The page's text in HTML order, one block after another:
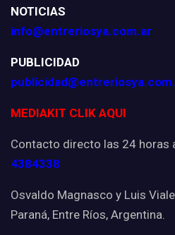
NOTICIAS
info@entreriosya.com.ar
PUBLICIDAD
MEDIAKIT CLIK AQUI
Contacto directo las 24 horas
4384338
Osvaldo Magnasco y Luis
Paraná, Entre Ríos, Argentina.